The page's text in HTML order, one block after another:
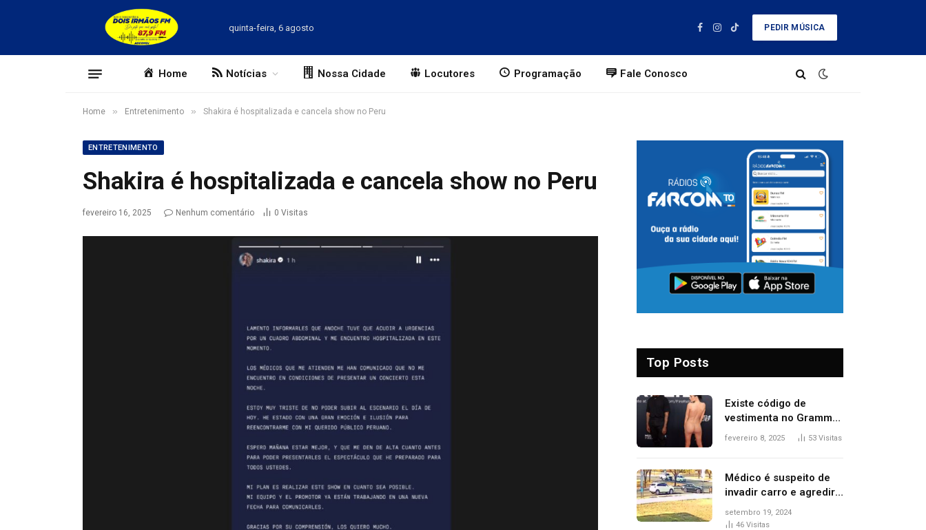
quinta-feira, 6 agosto
Facebook
Instagram
TikTok
PEDIR MÚSICA
Home Notícias Nossa Cidade Locutores Programação Fale Conosco
Home » Entretenimento » Shakira é hospitalizada e cancela show no Peru
ENTRETENIMENTO
Shakira é hospitalizada e cancela show no Peru
fevereiro 16, 2025 Nenhum comentário 0 Visitas
Top Posts
Existe código de
vestimenta no Grammy?
Questionamento surgiu
aparecer nua na
premiação
fevereiro 8, 2025 53 Visitas
Médico é suspeito de
invadir carro e agredir
delegado aposentado
durante confusão no
setembro 19, 2024
46 Visitas